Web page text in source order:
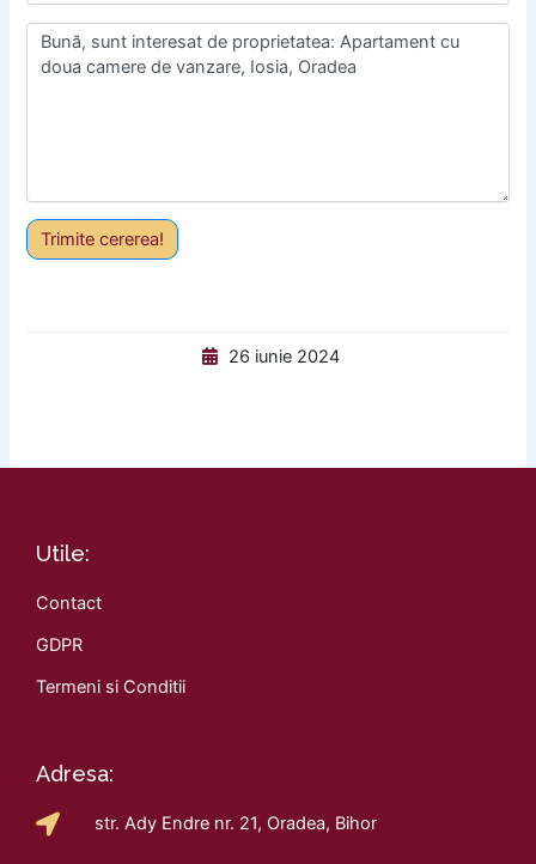
Trimite cererea!
26 iunie 2024
Utile:
Contact
GDPR
Termeni si Conditii
Adresa:
str. Ady Endre nr. 21, Oradea, Bihor